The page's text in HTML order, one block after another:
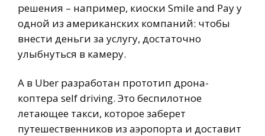
решения – например, киоски Smile and Pay у
одной из американских компаний: чтобы
внести деньги за услугу, достаточно
улыбнуться в камеру.
А в Uber разработан прототип дрона-
коптера self driving. Это беспилотное
летающее такси, которое заберет
путешественников из аэропорта и доставит